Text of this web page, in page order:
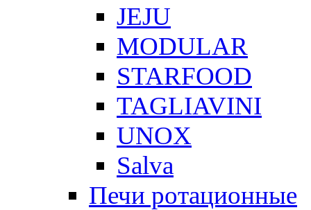
JEJU
MODULAR
STARFOOD
TAGLIAVINI
UNOX
Salva
Печи ротационные